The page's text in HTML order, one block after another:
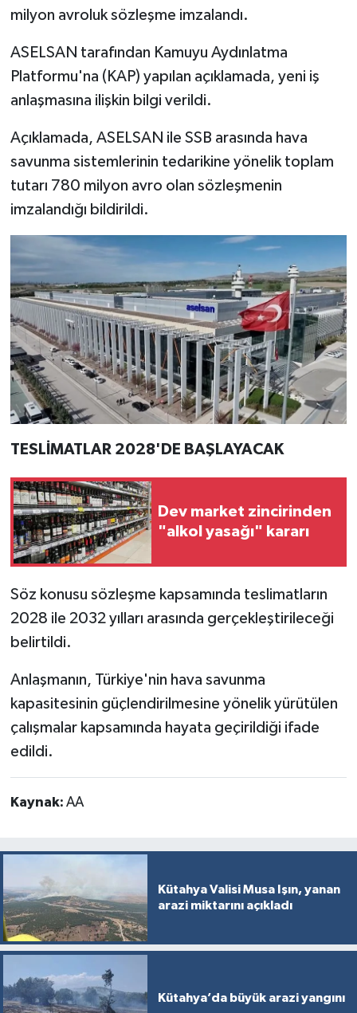
milyon avroluk sözleşme imzalandı.
ASELSAN tarafından Kamuyu Aydınlatma
Platformu'na (KAP) yapılan açıklamada, yeni iş
anlaşmasına ilişkin bilgi verildi.
Açıklamada, ASELSAN ile SSB arasında hava
savunma sistemlerinin tedarikine yönelik toplam
tutarı 780 milyon avro olan sözleşmenin
imzalandığı bildirildi.
TESLİMATLAR 2028'DE BAŞLAYACAK
Dev market zincirinden
"alkol yasağı" kararı
Söz konusu sözleşme kapsamında teslimatların
2028 ile 2032 yılları arasında gerçekleştirileceği
belirtildi.
Anlaşmanın, Türkiye'nin hava savunma
kapasitesinin güçlendirilmesine yönelik yürütülen
çalışmalar kapsamında hayata geçirildiği ifade
edildi.
Kaynak: AA
Kütahya Valisi Musa Işın, yanan
arazi miktarını açıkladı
Kütahya’da büyük arazi yangını
Köşe Yazıları
Kültür Sanat
Kütahya
Magazin
Otomobil
Resmi İlan
Rüya Tabirleri
Sağlık
Şaphane
Siyaset
Spor
Tavşanlı
Video Galeri
Yaşam